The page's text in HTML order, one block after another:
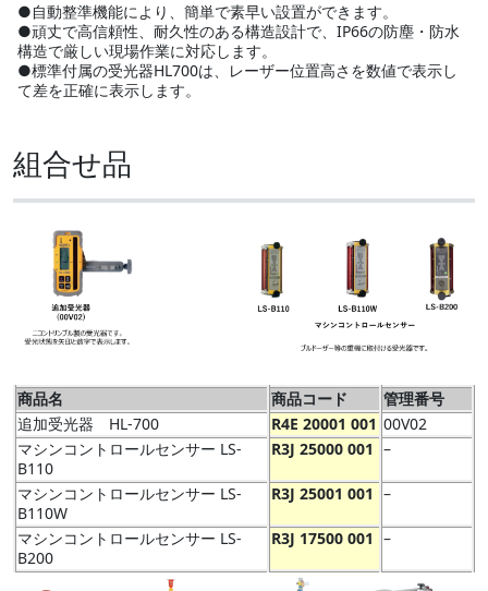
●自動整準機能により、簡単で素早い設置ができます。
●頑丈で高信頼性、耐久性のある構造設計で、IP66の防塵・防水
構造で厳しい現場作業に対応します。
●標準付属の受光器HL700は、レーザー位置高さを数値で表示し
て差を正確に表示します。
組合せ品
商品名 商品コード
管理番号
追加受光器 HL-700
R4E 20001 001 00V02
マシンコントロールセンサー LS-
B110
R3J 25000 001 –
マシンコントロールセンサー LS-
B110W
R3J 25001 001 –
マシンコントロールセンサー LS-
B200
R3J 17500 001 –